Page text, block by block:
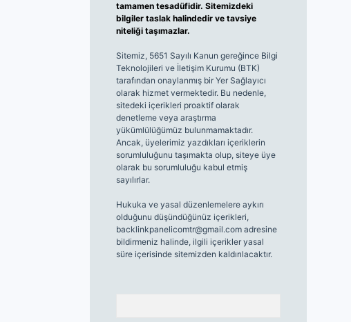
tamamen tesadüfidir. Sitemizdeki
bilgiler taslak halindedir ve tavsiye
niteliği taşımazlar.
Sitemiz, 5651 Sayılı Kanun gereğince Bilgi
Teknolojileri ve İletişim Kurumu (BTK)
tarafından onaylanmış bir Yer Sağlayıcı
olarak hizmet vermektedir. Bu nedenle,
sitedeki içerikleri proaktif olarak
denetleme veya araştırma
yükümlülüğümüz bulunmamaktadır.
Ancak, üyelerimiz yazdıkları içeriklerin
sorumluluğunu taşımakta olup, siteye üye
olarak bu sorumluluğu kabul etmiş
sayılırlar.
Hukuka ve yasal düzenlemelere aykırı
olduğunu düşündüğünüz içerikleri,
backlinkpanelicomtr@gmail.comadresine
bildirmeniz halinde, ilgili içerikler yasal
süre içerisinde sitemizden kaldırılacaktır.